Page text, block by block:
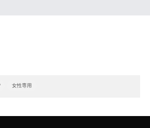
女性専用